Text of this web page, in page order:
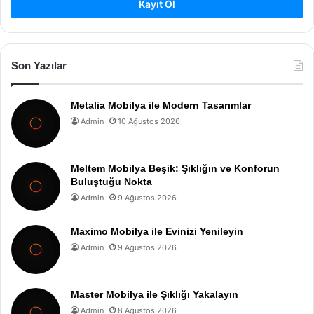
Kayıt Ol
Son Yazılar
Metalia Mobilya ile Modern Tasarımlar
Admin 10 Ağustos 2026
Meltem Mobilya Beşik: Şıklığın ve Konforun
Buluştuğu Nokta
Admin 9 Ağustos 2026
Maximo Mobilya ile Evinizi Yenileyin
Admin 9 Ağustos 2026
Master Mobilya ile Şıklığı Yakalayın
Admin 8 Ağustos 2026